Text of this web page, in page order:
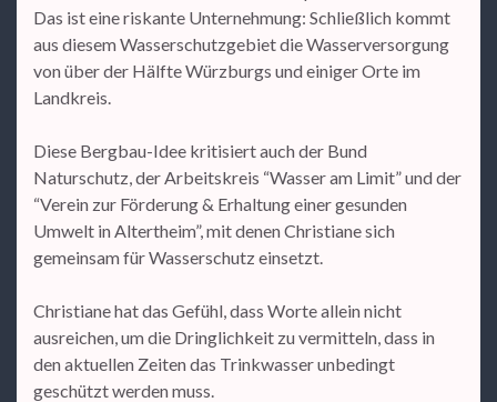
Das ist eine riskante Unternehmung: Schließlich kommt
aus diesem Wasserschutzgebiet die Wasserversorgung
von über der Hälfte Würzburgs und einiger Orte im
Landkreis.
Diese Bergbau-Idee kritisiert auch der Bund
Naturschutz, der Arbeitskreis “Wasser am Limit” und der
“Verein zur Förderung & Erhaltung einer gesunden
Umwelt in Altertheim”, mit denen Christiane sich
gemeinsam für Wasserschutz einsetzt.
Christiane hat das Gefühl, dass Worte allein nicht
ausreichen, um die Dringlichkeit zu vermitteln, dass in
den aktuellen Zeiten das Trinkwasser unbedingt
geschützt werden muss.